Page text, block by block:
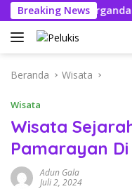
Langsung
ke
konten
Breaking News
Efek Berganda
Beranda Wisata
Wisata
Wisata
Pamarayan
Adun Gala
Juli 2, 2024